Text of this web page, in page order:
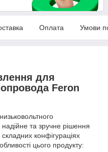
Оплата Умови
для
Feron
та зручне рішення
конфігураціях
цього продукту: